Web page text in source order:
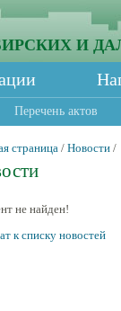
И
Перечень актов
страница / Новости /
не найден!
к списку новостей